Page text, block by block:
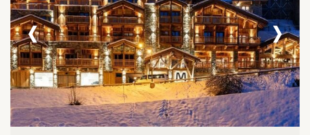
‹ ›